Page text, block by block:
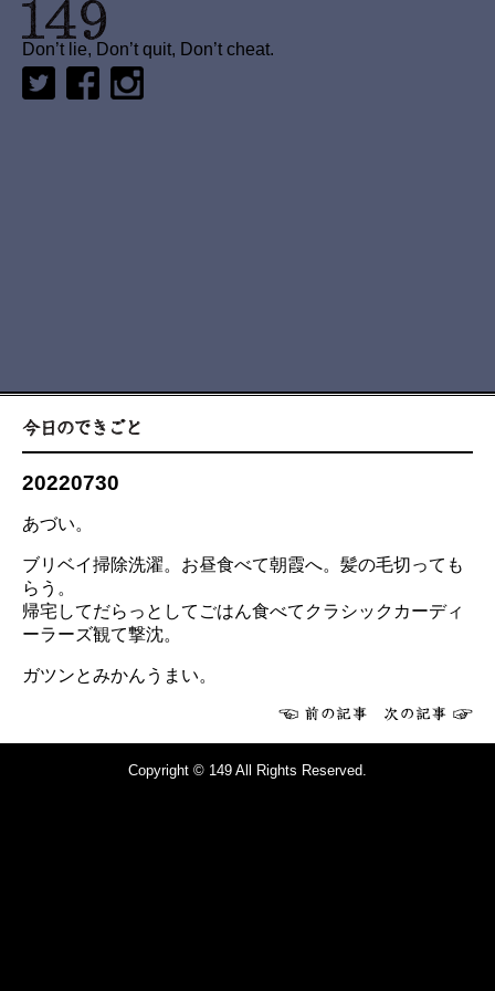
Don’t lie, Don’t quit, Don’t cheat.
20220730
あづい。
ブリベイ掃除洗濯。お昼食べて朝霞へ。髪の毛切っても
らう。
帰宅してだらっとしてごはん食べてクラシックカーディ
ーラーズ観て撃沈。
ガツンとみかんうまい。
Copyright © 149 All Rights Reserved.